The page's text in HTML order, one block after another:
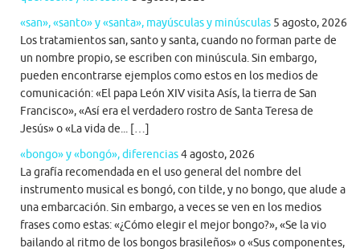
«san», «santo» y «santa», mayúsculas y minúsculas 5 agosto, 2026
Los tratamientos san, santo y santa, cuando no forman parte de
un nombre propio, se escriben con minúscula. Sin embargo,
pueden encontrarse ejemplos como estos en los medios de
comunicación: «El papa León XIV visita Asís, la tierra de San
Francisco», «Así era el verdadero rostro de Santa Teresa de
Jesús» o «La vida de... […]
«bongo» y «bongó», diferencias4 agosto, 2026
La grafía recomendada en el uso general del nombre del
instrumento musical es bongó, con tilde, y no bongo, que alude a
una embarcación. Sin embargo, a veces se ven en los medios
frases como estas: «¿Cómo elegir el mejor bongo?», «Se la vio
bailando al ritmo de los bongos brasileños» o «Sus componentes,